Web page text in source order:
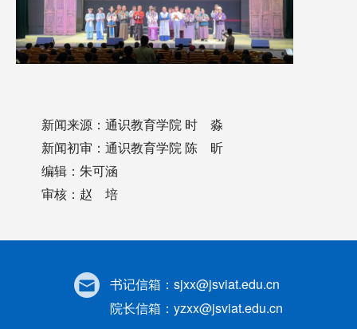
新闻来源：通识教育学院 时 淼
新闻初审：通识教育学院 陈 昕
编辑：朱可涵
审核：赵 培
书记信箱： sjxx@jsviat.edu.cn
院长信箱： yzxx@jsviat.edu.cn